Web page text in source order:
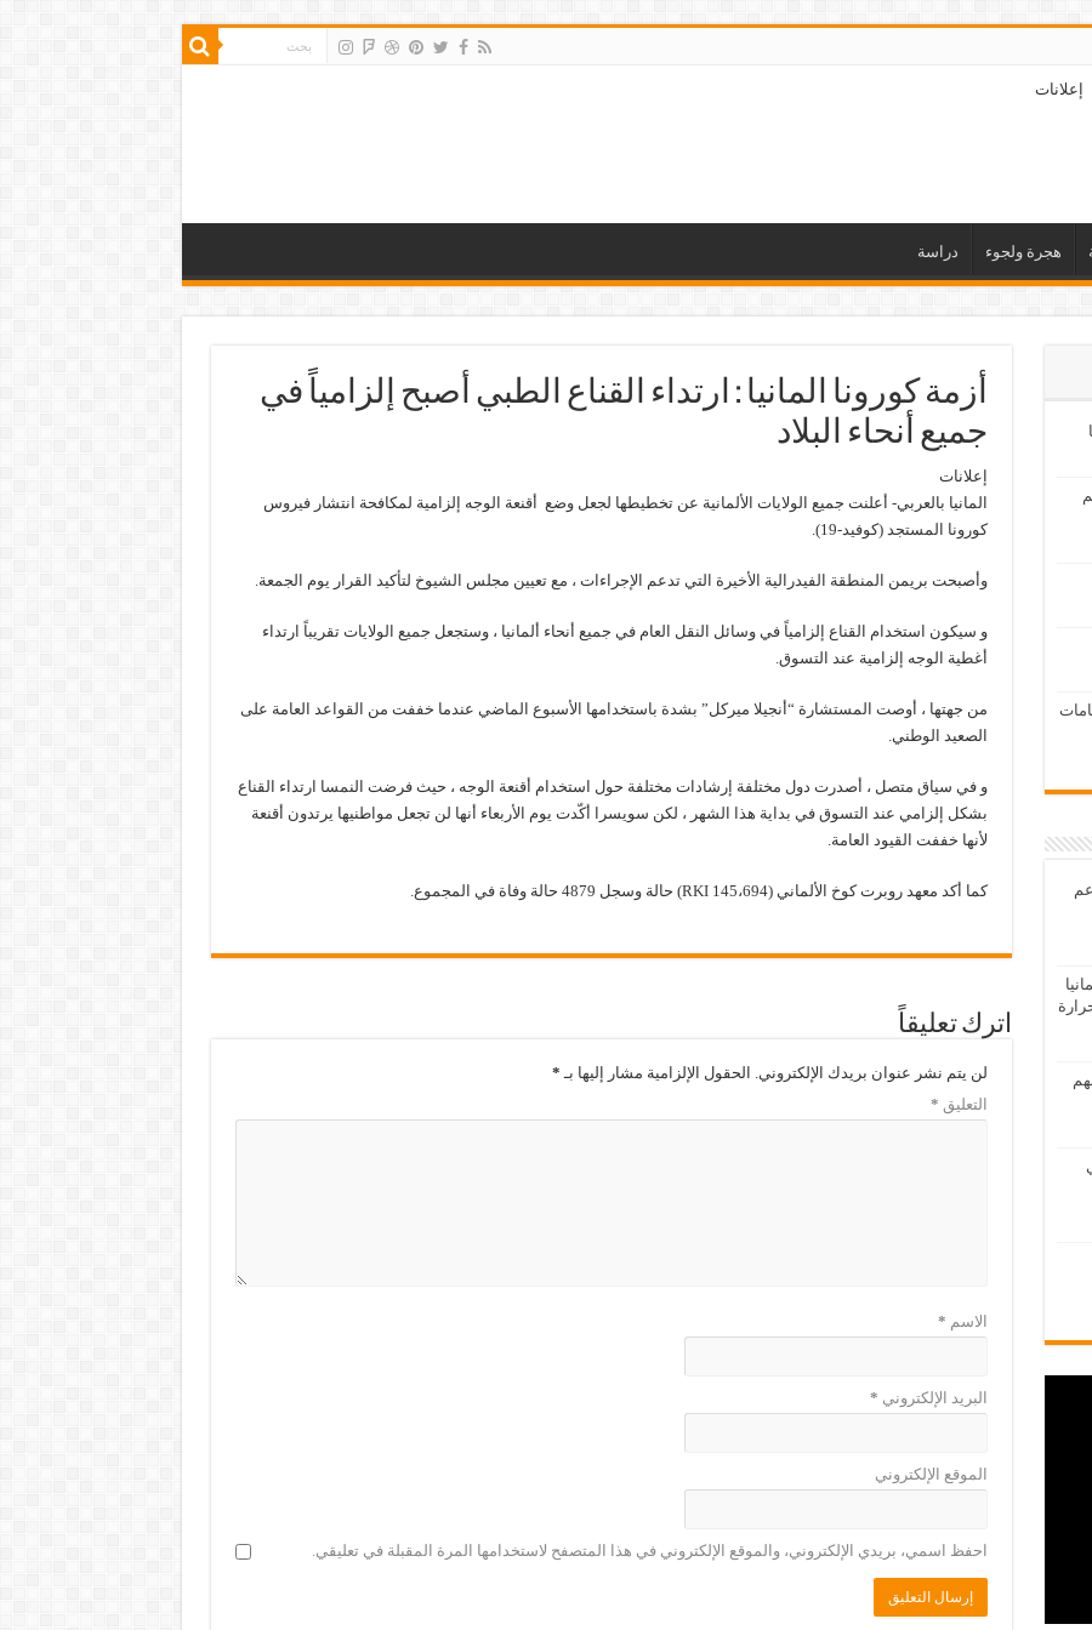
إعلانات
هجرة ولجوء دراسة
أزمة كورونا المانيا : ارتداء القناع الطبي أصبح إلزامياً في
جميع أنحاء البلاد
إعلانات
المانيا بالعربي- أعلنت جميع الولايات الألمانية عن تخطيطها لجعل وضع أقنعة الوجه إلزامية لمكافحة انتشار فيروس
كورونا المستجد (كوفيد-19).
وأصبحت بريمن المنطقة الفيدرالية الأخيرة التي تدعم الإجراءات ، مع تعيين مجلس الشيوخ لتأكيد القرار يوم الجمعة.
و سيكون استخدام القناع إلزامياً في وسائل النقل العام في جميع أنحاء ألمانيا ، وستجعل جميع الولايات تقريباً ارتداء
أغطية الوجه إلزامية عند التسوق.
من جهتها ، أوصت المستشارة “أنجيلا ميركل” بشدة باستخدامها الأسبوع الماضي عندما خففت من القواعد العامة على
الصعيد الوطني.
و في سياق متصل ، أصدرت دول مختلفة إرشادات مختلفة حول استخدام أقنعة الوجه ، حيث فرضت النمسا ارتداء القناع
بشكل إلزامي عند التسوق في بداية هذا الشهر ، لكن سويسرا أكّدت يوم الأربعاء أنها لن تجعل مواطنيها يرتدون أقنعة
لأنها خففت القيود العامة.
كما أكد معهد روبرت كوخ الألماني (RKI 145،694) حالة وسجل 4879 حالة وفاة في المجموع.
اترك تعليقاً
لن يتم نشر عنوان بريدك الإلكتروني. الحقول الإلزامية مشار إليها بـ *
التعليق *
الاسم *
البريد الإلكتروني *
الموقع الإلكتروني
احفظ اسمي، بريدي الإلكتروني، والموقع الإلكتروني في هذا المتصفح لاستخدامها المرة المقبلة في تعليقي.